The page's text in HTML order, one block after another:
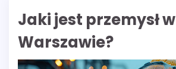
Jaki jest przemysł w
Warszawie?